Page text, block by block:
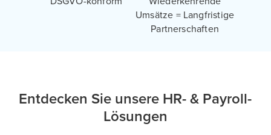
Umsätze = Langfristige
Partnerschaften
Entdecken Sie unsere HR- & Payroll-
Lösungen